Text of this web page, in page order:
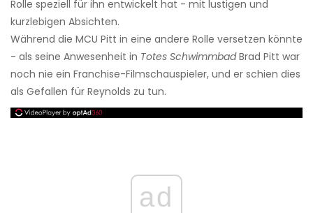
Rolle speziell für ihn entwickelt hat - mit lustigen und
kurzlebigen Absichten.
Während die MCU Pitt in eine andere Rolle versetzen könnte
- als seine Anwesenheit in Totes SchwimmbadBrad Pitt war
noch nie ein Franchise-Filmschauspieler, und er schien dies
als Gefallen für Reynolds zu tun.
ad